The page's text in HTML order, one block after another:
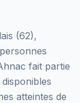
(62),
fait partie
disponibles
atteintes de